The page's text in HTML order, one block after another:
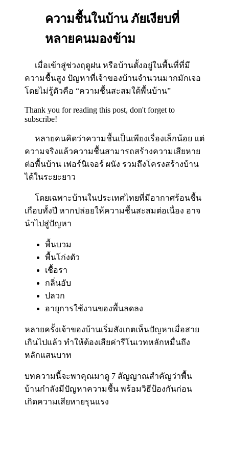
ความชื้นในบ้าน ภัยเงียบที่
หลายคนมองข้าม
เมื่อเข้าสู่ช่วงฤดูฝน หรือบ้านตั้งอยู่ในพื้นที่ที่มี
ความชื้นสูง ปัญหาที่เจ้าของบ้านจำนวนมากมักเจอ
โดยไม่รู้ตัวคือ “ความชื้นสะสมใต้พื้นบ้าน”
Thank you for reading this post, don't forget to
subscribe!
หลายคนคิดว่าความชื้นเป็นเพียงเรื่องเล็กน้อย แต่
ความจริงแล้วความชื้นสามารถสร้างความเสียหาย
ต่อพื้นบ้าน เฟอร์นิเจอร์ ผนัง รวมถึงโครงสร้างบ้าน
ได้ในระยะยาว
โดยเฉพาะบ้านในประเทศไทยที่มีอากาศร้อนชื้น
เกือบทั้งปี หากปล่อยให้ความชื้นสะสมต่อเนื่อง อาจ
นำไปสู่ปัญหา
พื้นบวม
พื้นโก่งตัว
เชื้อรา
กลิ่นอับ
ปลวก
อายุการใช้งานของพื้นลดลง
หลายครั้งเจ้าของบ้านเริ่มสังเกตเห็นปัญหาเมื่อสาย
เกินไปแล้ว ทำให้ต้องเสียค่ารีโนเวทหลักหมื่นถึง
หลักแสนบาท
บทความนี้จะพาคุณมาดู 7 สัญญาณสำคัญว่าพื้น
บ้านกำลังมีปัญหาความชื้น พร้อมวิธีป้องกันก่อน
เกิดความเสียหายรุนแรง